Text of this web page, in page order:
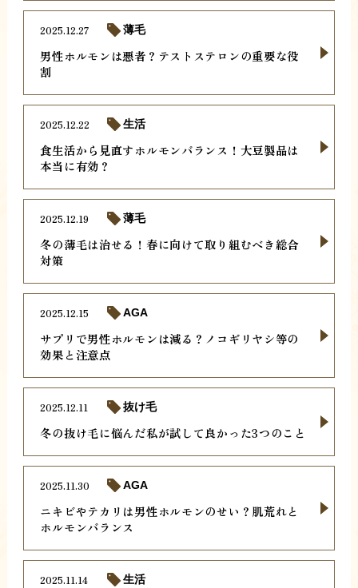
男性ホルモンは悪者？テストステロンの重要な役
割
2025.12.27 薄毛
食生活から見直すホルモンバランス！大豆製品は
本当に有効？
2025.12.22 生活
冬の薄毛は治せる！春に向けて取り組むべき総合
対策
2025.12.19 薄毛
サプリで男性ホルモンは減る？ノコギリヤシ等の
効果と注意点
2025.12.15 AGA
冬の抜け毛に悩んだ私が試して良かった3つのこと
2025.12.11 抜け毛
ニキビやテカリは男性ホルモンのせい？肌荒れと
ホルモンバランス
2025.11.30 AGA
2025.11.14 生活